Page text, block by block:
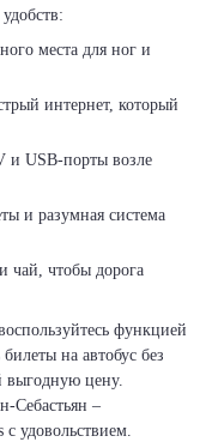
места для ног и
интернет, который
и USB-порты возле
и разумная система
чай, чтобы дорога
функцией
на автобус без
выгодную цену.
Себастьян –
удовольствием.